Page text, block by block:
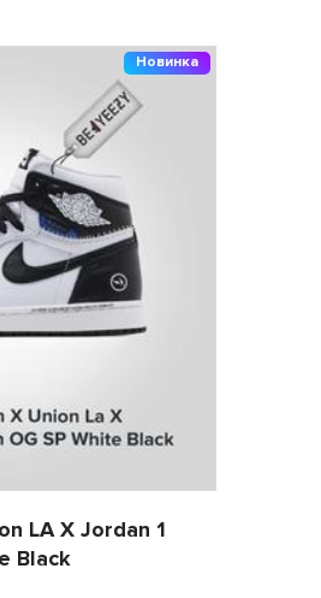
Новинка
LA X Jordan 1
Black